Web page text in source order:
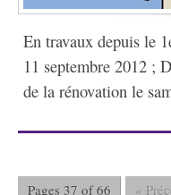
En travaux depuis le
11 septembre 2012 ;
de la rénovation le
Pages 37 of 66 «